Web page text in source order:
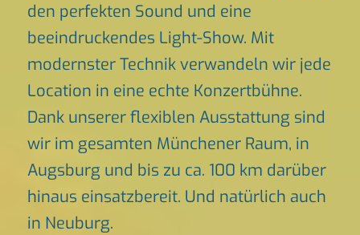
den perfekten Sound und eine
beeindruckendes Light-Show. Mit
modernster Technik verwandeln wir jede
Location in eine echte Konzertbühne.
Dank unserer flexiblen Ausstattung sind
wir im gesamten Münchener Raum, in
Augsburg und bis zu ca. 100 km darüber
hinaus einsatzbereit. Und natürlich auch
in Neuburg.